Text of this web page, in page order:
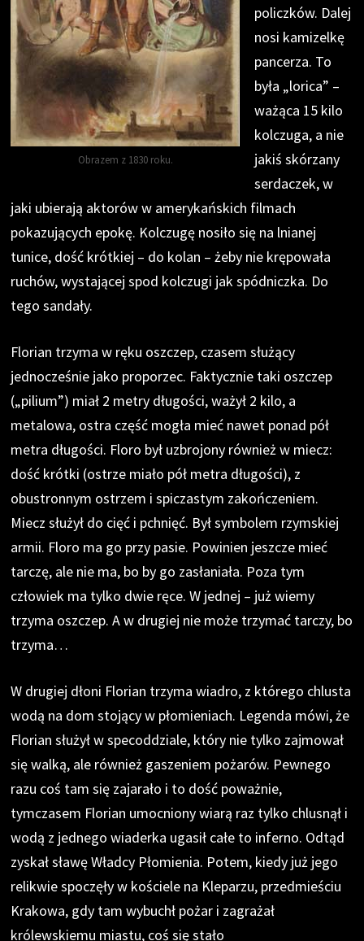
Obrazem z 1830 roku.
policzków. Dalej
nosi kamizelkę
pancerza. To
była „lorica” –
ważąca 15 kilo
kolczuga, a nie
jakiś skórzany
serdaczek, w
jaki ubierają aktorów w amerykańskich filmach
pokazujących epokę. Kolczugę nosiło się na lnianej
tunice, dość krótkiej – do kolan – żeby nie krępowała
ruchów, wystającej spod kolczugi jak spódniczka. Do
tego sandały.
Florian trzyma w ręku oszczep, czasem służący
jednocześnie jako proporzec. Faktycznie taki oszczep
(„pilium”) miał 2 metry długości, ważył 2 kilo, a
metalowa, ostra część mogła mieć nawet ponad pół
metra długości. Floro był uzbrojony również w miecz:
dość krótki (ostrze miało pół metra długości), z
obustronnym ostrzem i spiczastym zakończeniem.
Miecz służył do cięć i pchnięć. Był symbolem rzymskiej
armii. Floro ma go przy pasie. Powinien jeszcze mieć
tarczę, ale nie ma, bo by go zasłaniała. Poza tym
człowiek ma tylko dwie ręce. W jednej – już wiemy
trzyma oszczep. A w drugiej nie może trzymać tarczy, bo
trzyma…
W drugiej dłoni Florian trzyma wiadro, z którego chlusta
wodą na dom stojący w płomieniach. Legenda mówi, że
Florian służył w specoddziale, który nie tylko zajmował
się walką, ale również gaszeniem pożarów. Pewnego
razu coś tam się zajarało i to dość poważnie,
tymczasem Florian umocniony wiarą raz tylko chlusnął i
wodą z jednego wiaderka ugasił całe to inferno. Odtąd
zyskał sławę Władcy Płomienia. Potem, kiedy już jego
relikwie spoczęły w kościele na Kleparzu, przedmieściu
Krakowa, gdy tam wybuchł pożar i zagrażał
królewskiemu miastu, coś się stało